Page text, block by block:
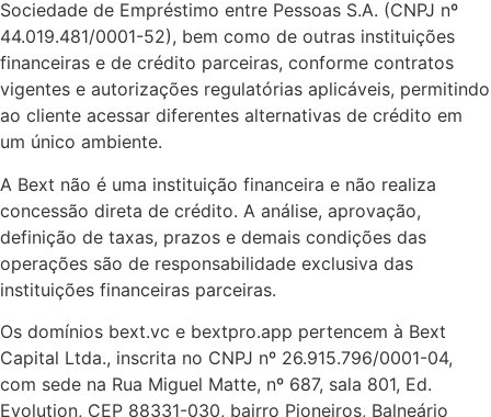
Sociedade de Empréstimo entre Pessoas S.A. (CNPJ nº
44.019.481/0001-52), bem como de outras instituições
financeiras e de crédito parceiras, conforme contratos
vigentes e autorizações regulatórias aplicáveis, permitindo
ao cliente acessar diferentes alternativas de crédito em
um único ambiente.
A Bext não é uma instituição financeira e não realiza
concessão direta de crédito. A análise, aprovação,
definição de taxas, prazos e demais condições das
operações são de responsabilidade exclusiva das
instituições financeiras parceiras.
Os domínios bext.vc e bextpro.app pertencem à Bext
Capital Ltda., inscrita no CNPJ nº 26.915.796/0001-04,
com sede na Rua Miguel Matte, nº 687, sala 801, Ed.
Evolution, CEP 88331-030, bairro Pioneiros, Balneário